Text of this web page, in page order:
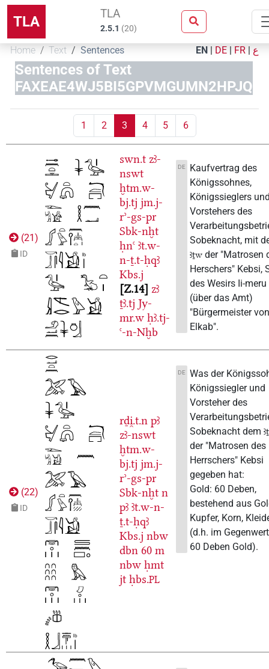
TLA TLA
2.5.1 (20)
Home Text Sentences EN | DE | FR | ع
Sentences of Text
FAXEAE4WJ5BI5GPVMGUMN2HPJQ
1 2 3 4 5 6
(21)
ID
swn.t zꜣ-
nswt
ḫtm.w-
bj.tj jm.j-
rʾ-gs-pr
Sbk-nḫt
ḥnꜥ ꜣt.w-
n-ṯ.t-ḥqꜣ
Kbs.j
Z.14 zꜣ
ṯꜣ.tj Jy-
mr.w ḥꜣ.tj-
ꜥ-n-Nḫb
DE
Kaufvertrag des
Königssohnes,
Königssieglers
Vorstehers des
Sobeknacht, mit
ꜣṯw der "Matrosen
Herschers" Kebsi,
des Wesirs Ii-meru
(über das Amt)
"Bürgermeister
Elkab".
(22)
ID
rḏi̯.t.n pꜣ
zꜣ-nswt
ḫtm.w-
bj.tj jm.j-
rʾ-gs-pr
Sbk-nḫt n
pꜣ ꜣt.w-n-
ṯ.t-ḥqꜣ
Kbs.j nbw
dbn 60 m
nbw ḥmt
jt ḥbs.PL
DE Was der
Königssiegler und
Vorsteher des
Sobeknacht dem
der "Matrosen des
Herrschers" Kebsi
gegeben hat:
Gold: 60 Deben,
bestehend aus
Kupfer, Korn,
(d.h. im
60 Deben Gold).